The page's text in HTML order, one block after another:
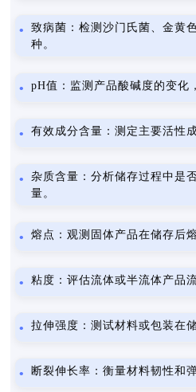
致病菌：检测沙门氏菌、金黄
种。
pH值：监测产品酸碱度的变化
有效成分含量：测定主要活性
杂质含量：分析储存过程中是
量。
熔点：观测固体产品在储存后
粘度：评估流体或半流体产品
拉伸强度：测试材料或包装在
断裂伸长率：衡量材料韧性和